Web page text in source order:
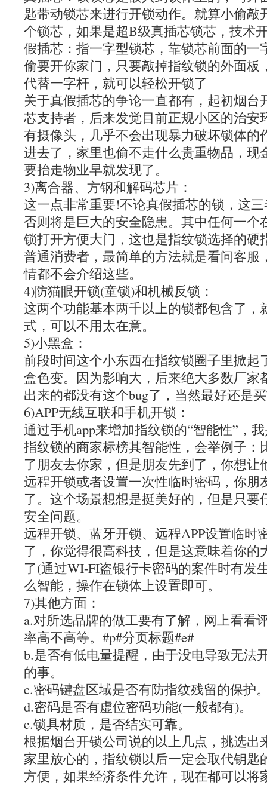
匙带动锁芯来进行开锁动作。就算小偷敲
个锁芯，如果是超B级真插芯锁芯，技术
假插芯：指一字型锁芯，靠锁芯前面的一
偷要开你家门，只要敲掉指纹锁的外面板
代替一字杆，就可以轻松开锁了
关于真假插芯的争论一直都有，起初烟台
芯支持者，后来发觉目前正规小区的治安
有摄像头，几乎不会出现暴力破坏锁体的
进去了，家里也偷不走什么贵重物品，现
要抬走物业早就发现了。
3)离合器、方钢和解码芯片：
这一点非常重要!不论真假插芯的锁，这
否则将是巨大的安全隐患。其中任何一个
锁打开方便大门，这也是指纹锁选择的硬
普通消费者，最简单的方法就是看问客服
情都不会介绍这些。
4)防猫眼开锁(童锁)和机械反锁：
这两个功能基本两千以上的锁都包含了，
式，可以不用太在意。
5)小黑盒：
前段时间这个小东西在指纹锁圈子里掀起
盒色变。因为影响大，后来绝大多数厂家
出来的都没有这个bug了，当然最好还是
6)APP无线互联和手机开锁：
通过手机app来增加指纹锁的“智能性”，
指纹锁的商家标榜其智能性，会举例子：
了朋友去你家，但是朋友先到了，你想让
远程开锁或者设置一次性临时密码，你朋
了。这个场景想想是挺美好的，但是只要
安全问题。
远程开锁、蓝牙开锁、远程APP设置临时
了，你觉得很高科技，但是这意味着你的
了(通过WI-FI盗银行卡密码的案件时有发
么智能，操作在锁体上设置即可。
7)其他方面：
a.对所选品牌的做工要有了解，网上看看
率高不高等。#p#分页标题#e#
b.是否有低电量提醒，由于没电导致无法
的事。
c.密码键盘区域是否有防指纹残留的保护
d.密码是否有虚位密码功能(一般都有)。
e.锁具材质，是否结实可靠。
根据烟台开锁公司说的以上几点，挑选出
家里放心的，指纹锁以后一定会取代钥匙
方便，如果经济条件允许，现在都可以将